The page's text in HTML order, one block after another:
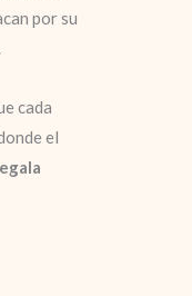
por su
cada
el